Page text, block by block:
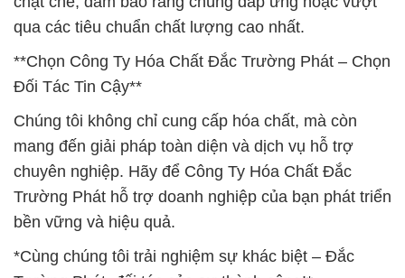
# Đơn vị bán ∩ kinh doanh hóa chất Kali Caustic
Potash þ KOH tại Sóc Trăng
# Công ty chuyên cung cấp » cung ứng hóa chất
Kali Caustic Potash þ KOH tại Sóc Trăng
# Nơi phân phối Σ kinh doanh hóa chất Kali Caustic
Potash þ KOH tại Sóc Trăng
# Nhà thương mại ¯ bán hóa chất Kali Caustic
Potash þ KOH tại Sóc Trăng
# Cty chuyên phân phối ⌡ bán hóa chất Kali Caustic
# Địa chỉ chuyên phân phối µ cung cấp hóa chất